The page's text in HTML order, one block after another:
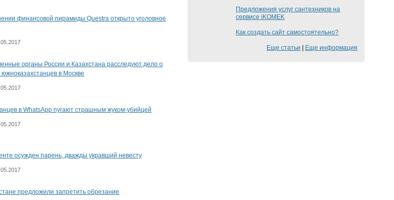
финансовой пирамиды Questra открыто уголовное
органы России и Казахстана расследуют дело о
южноказахстанцев в Москве
в WhatsApp пугают страшным жуком-убийцей
осужден парень, дважды укравший невесту
предложили запретить обрезание
Предложения услуг сантехников на
сервисе iKOMEK
Как создать сайт самостоятельно?
Еще статьи | Еще информация